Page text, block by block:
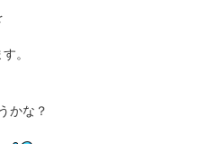
。
かな？